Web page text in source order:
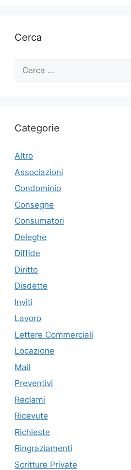
Cerca
Ricerca
Categorie
Altro
Associazioni
Condominio
Consegne
Consumatori
Deleghe
Diffide
Diritto
Disdette
Inviti
Lavoro
Lettere Commerciali
Locazione
Mail
Preventivi
Reclami
Ricevute
Richieste
Ringraziamenti
Scritture Private